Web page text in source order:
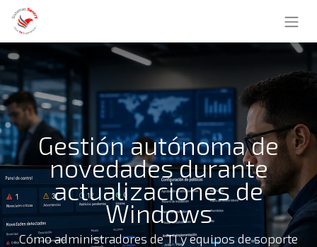
Gestión autónoma de
novedades durante
actualizaciones de
Windows
Cómo administradores de TI y equipos de soporte